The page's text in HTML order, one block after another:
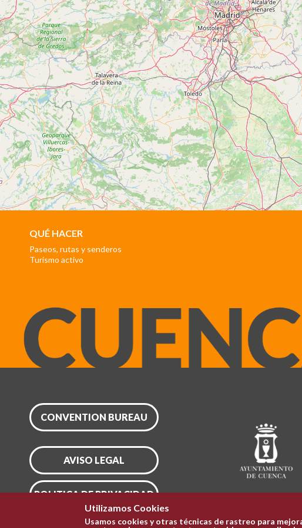
QUÉ HACER
Paseos, rutas y senderos
Turismo activo
CONVENTION BUREAU
AVISO LEGAL
POLITICA DE PRIVACIDAD
Utilizamos Cookies
Usamos cookies y otras técnicas de rastreo para